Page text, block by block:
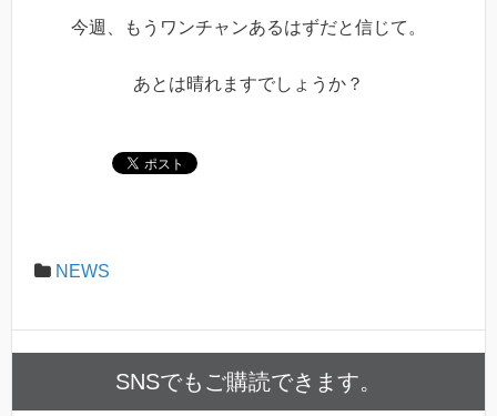
今週、もうワンチャンあるはずだと信じて。
あとは晴れますでしょうか？
NEWS
SNSでもご購読できます。